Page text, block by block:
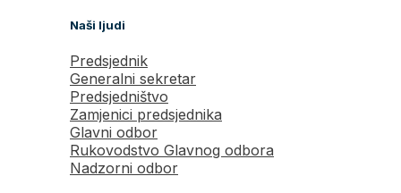
Naši ljudi
Predsjednik
Generalni sekretar
Predsjedništvo
Zamjenici predsjednika
Glavni odbor
Rukovodstvo Glavnog odbora
Nadzorni odbor